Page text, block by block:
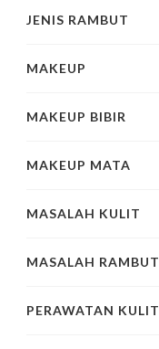
JENIS RAMBUT
MAKEUP
MAKEUP BIBIR
MAKEUP MATA
MASALAH KULIT
MASALAH RAMBUT
PERAWATAN KULIT